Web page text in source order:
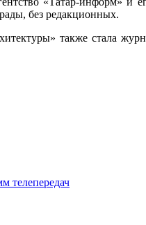
без редакционных.
также стала
телепередач